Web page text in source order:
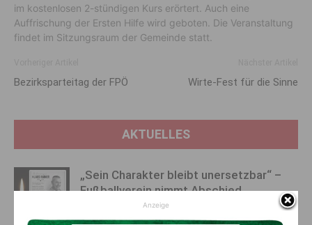
im kostenlosen 2-stündigen Kurs erörtert. Auch eine
Auffrischung der Ersten Hilfe wird geboten. Die Veranstaltung
findet im Sitzungsraum der Gemeinde statt.
Bezirksparteitag der FPÖ Wirte-Fest für die Sinne
AKTUELLES
„Sein Charakter bleibt unersetzbar“ –
Fußballverein nimmt Abschied
7. August 2026
Anzeige